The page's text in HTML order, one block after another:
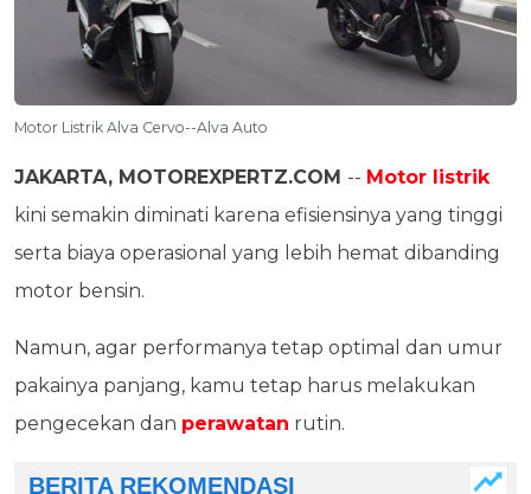
Motor Listrik Alva Cervo--Alva Auto
JAKARTA, MOTOREXPERTZ.COM -- Motor listrik
kini semakin diminati karena efisiensinya yang tinggi
serta biaya operasional yang lebih hemat dibanding
motor bensin.
Namun, agar performanya tetap optimal dan umur
pakainya panjang, kamu tetap harus melakukan
pengecekan dan perawatan rutin.